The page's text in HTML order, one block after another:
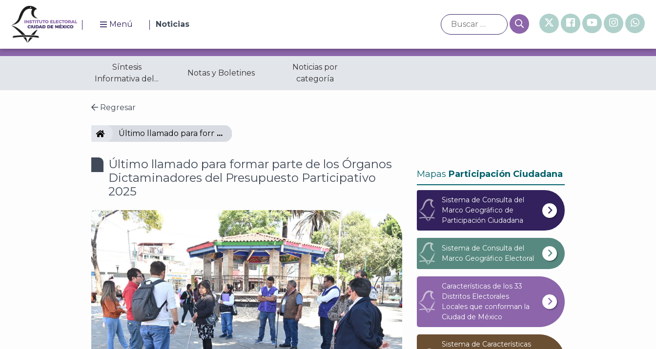
Menú Noticias
Síntesis
Informativa del...
Notas y Boletines
Noticias por
categoría
Regresar
IECMÚltimo llamado para formar parte de los Órganos Dictaminadores del Presupuesto Participativo 2025
Último llamado para formar parte de los Órganos
Dictaminadores del Presupuesto Participativo
2025
Mapas Participación Ciudadana
Sistema de Consulta del
Marco Geográfico de
Participación Ciudadana
Sistema de Consulta del
Marco Geográfico Electoral
Características de los 33
Distritos Electorales
Locales que conforman la
Ciudad de México
Sistema de Características